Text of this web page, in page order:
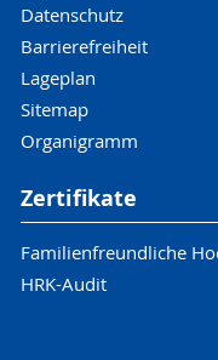
Datenschutz
Barrierefreiheit
Lageplan
Sitemap
Organigramm
Zertifikate
Familienfreundliche
HRK-Audit